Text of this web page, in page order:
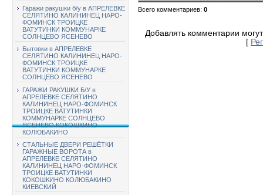
Гаражи ракушки б/у в АПРЕЛЕВКЕ
СЕЛЯТИНО КАЛИНИНЕЦ НАРО-
ФОМИНСК ТРОИЦКЕ
ВАТУТИНКИ КОММУНАРКЕ
СОЛНЦЕВО ЯСЕНЕВО
Бытовки в АПРЕЛЕВКЕ
СЕЛЯТИНО КАЛИНИНЕЦ НАРО-
ФОМИНСК ТРОИЦКЕ
ВАТУТИНКИ КОММУНАРКЕ
СОЛНЦЕВО ЯСЕНЕВО
ГАРАЖИ РАКУШКИ Б/У в
АПРЕЛЕВКЕ СЕЛЯТИНО
КАЛИНИНЕЦ НАРО-ФОМИНСК
ТРОИЦКЕ ВАТУТИНКИ
КОММУНАРКЕ СОЛНЦЕВО
ЯСЕНЕВО КОКОШКИНО
КОЛЮБАКИНО
СТАЛЬНЫЕ ДВЕРИ РЕШЁТКИ
ГАРАЖНЫЕ ВОРОТА в
АПРЕЛЕВКЕ СЕЛЯТИНО
КАЛИНИНЕЦ НАРО-ФОМИНСК
ТРОИЦКЕ ВАТУТИНКИ
КОКОШКИНО КОЛЮБАКИНО
КИЕВСКИЙ
Всего комментариев: 0
Добавлять комментарии
[